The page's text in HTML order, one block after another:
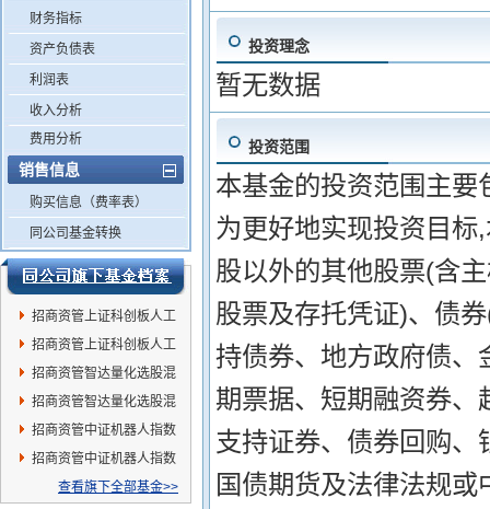
财务指标
资产负债表
利润表
收入分析
费用分析
销售信息
购买信息（费率表）
同公司基金转换
招商资管上证科创板人工
智能指数发起A
招商资管上证科创板人工
智能指数发起C
招商资管智达量化选股混
合发起C
招商资管智达量化选股混
合发起A
招商资管中证机器人指数
发起A
招商资管中证机器人指数
发起C查看旗下全部基金>>
投资理念
暂无数据
投资范围
本基金的投资范围主
为更好地实现投资目
股以外的其他股票(含
股票及存托凭证)、债
持债券、地方政府债、
期票据、短期融资券
支持证券、债券回购
国债期货及法律法规